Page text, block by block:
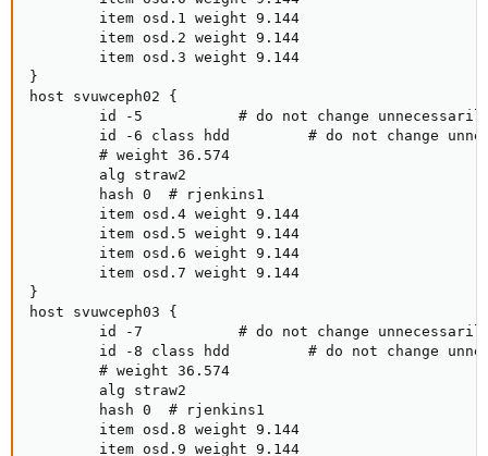
        item osd.1 weight 9.144
        item osd.2 weight 9.144
        item osd.3 weight 9.144
}
host svuwceph02 {
id -5           # do not change
id -6 class hdd         # do not change
        # weight 36.574
        alg straw2
        hash 0  # rjenkins1
        item osd.4 weight 9.144
        item osd.5 weight 9.144
        item osd.6 weight 9.144
        item osd.7 weight 9.144
}
host svuwceph03 {
id -7           # do not change
id -8 class hdd         # do not change
        # weight 36.574
        alg straw2
        hash 0  # rjenkins1
        item osd.8 weight 9.144
        item osd.9 weight 9.144